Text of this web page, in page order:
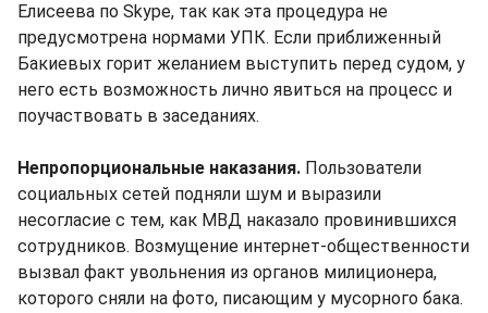
Елисеева по Skype, так как эта процедура не
предусмотрена нормами УПК. Если приближенный
Бакиевых горит желанием выступить перед судом, у
него есть возможность лично явиться на процесс и
поучаствовать в заседаниях.
Непропорциональные наказания. Пользователи
социальных сетей подняли шум и выразили
несогласие с тем, как МВД наказало провинившихся
сотрудников. Возмущение интернет-общественности
вызвал факт увольнения из органов милиционера,
которого сняли на фото, писающим у мусорного бака.